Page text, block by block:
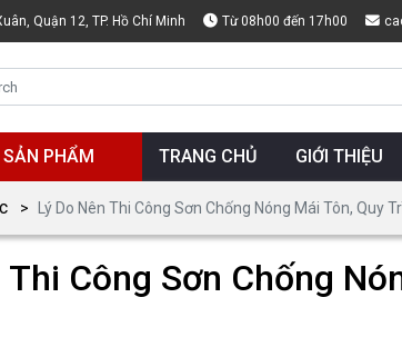
Quận 12, TP. Hồ Chí Minh Từ 08h00 đến 17h00
PHẨM TRANG CHỦ GIỚI THIỆU
Lý Do Nên Thi Công Sơn Chống Nóng Mái Tôn, Quy
Thi Công Sơn Chống